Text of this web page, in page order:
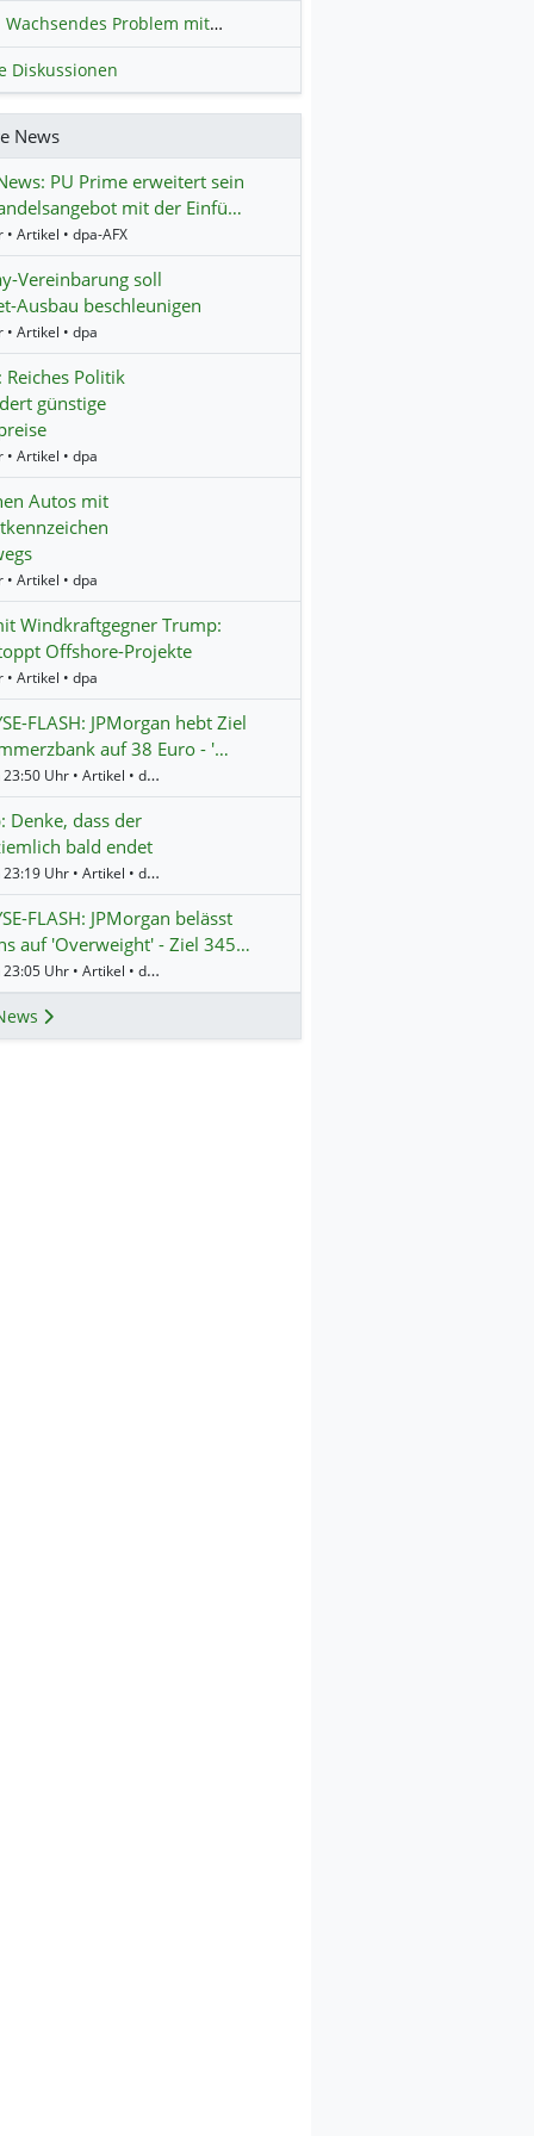
Wachsendes Problem mit kriminellen Kunden im Online-Handel
Diskussionen
News
PU Prime erweitert sein
mit der Einfü…
• Artikel • dpa-AFX
Vereinbarung soll
Ausbau beschleunigen
• Artikel • dpa
Reiches Politik
günstige
• Artikel • dpa
Autos mit
• Artikel • dpa
Windkraftgegner Trump:
Offshore-Projekte
• Artikel • dpa
FLASH: JPMorgan hebt Ziel
auf 38 Euro - '…
Gestern 23:50 Uhr • Artikel • dpa-AFX
Denke, dass der
bald endet
Gestern 23:19 Uhr • Artikel • dpa-AFX
FLASH: JPMorgan belässt
auf 'Overweight' - Ziel 345…
Gestern 23:05 Uhr • Artikel • dpa-AFX